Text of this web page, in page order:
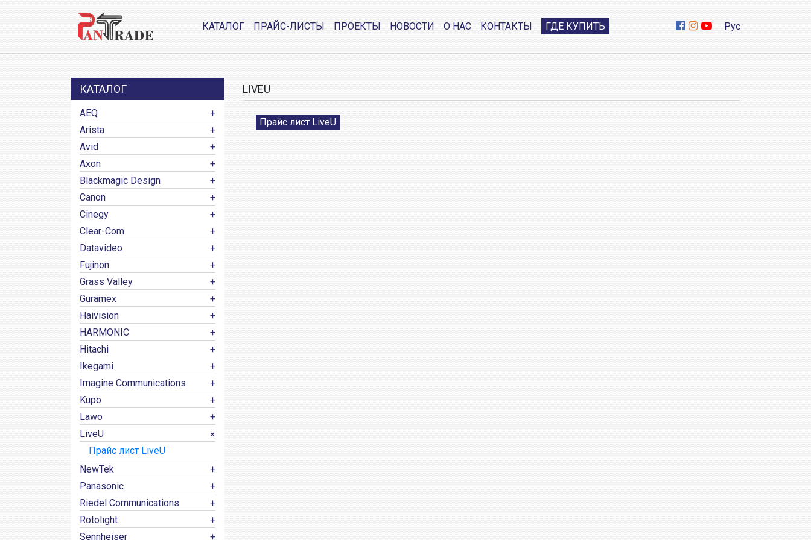
КАТАЛОГ ПРАЙС-ЛИСТЫ ПРОЕКТЫ НОВОСТИ О НАС КОНТАКТЫ ГДЕ КУПИТЬ Рус
КАТАЛОГ
AEQ
Arista
Avid
Axon
Blackmagic Design
Canon
Cinegy
Clear-Com
Datavideo
Fujinon
Grass Valley
Guramex
Haivision
HARMONIC
Hitachi
Ikegami
Imagine Communications
Kupo
Lawo
LiveU
Прайс лист LiveU
NewTek
Panasonic
Riedel Communications
Rotolight
Sennheiser
LIVEU
Прайс лист LiveU